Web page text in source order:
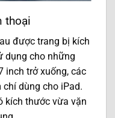
thoại
được trang bị kích
dụng cho những
inch trở xuống, các
dùng cho iPad.
kích thước vừa vặn